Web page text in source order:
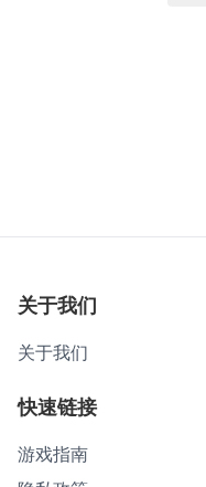
关于我们
关于我们
快速链接
游戏指南